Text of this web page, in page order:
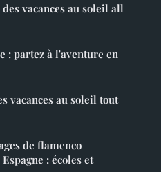
vacances au soleil all
: partez à l'aventure en
vacances au soleil tout
de flamenco
: écoles et